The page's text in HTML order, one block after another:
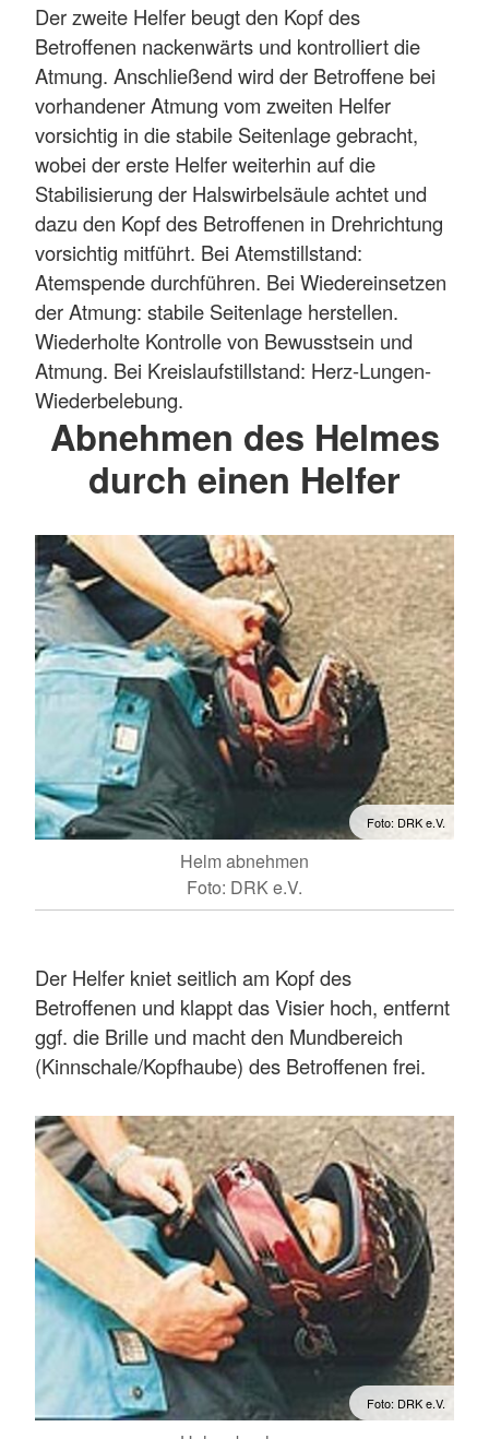
Der zweite Helfer beugt den Kopf des
Betroffenen nackenwärts und kontrolliert die
Atmung. Anschließend wird der Betroffene bei
vorhandener Atmung vom zweiten Helfer
vorsichtig in die stabile Seitenlage gebracht,
wobei der erste Helfer weiterhin auf die
Stabilisierung der Halswirbelsäule achtet und
dazu den Kopf des Betroffenen in Drehrichtung
vorsichtig mitführt. Bei Atemstillstand:
Atemspende durchführen. Bei Wiedereinsetzen
der Atmung: stabile Seitenlage herstellen.
Wiederholte Kontrolle von Bewusstsein und
Atmung. Bei Kreislaufstillstand: Herz-Lungen-
Wiederbelebung.
Abnehmen des Helmes
durch einen Helfer
Foto: DRK e.V.
Helm abnehmen
Foto: DRK e.V.
Der Helfer kniet seitlich am Kopf des
Betroffenen und klappt das Visier hoch, entfernt
ggf. die Brille und macht den Mundbereich
(Kinnschale/Kopfhaube) des Betroffenen frei.
Foto: DRK e.V.